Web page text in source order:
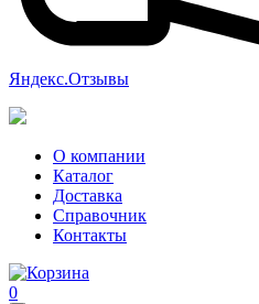
Яндекс.Отзывы
О компании
Каталог
Доставка
Справочник
Контакты
0